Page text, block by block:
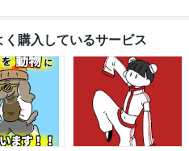
購入しているサービス